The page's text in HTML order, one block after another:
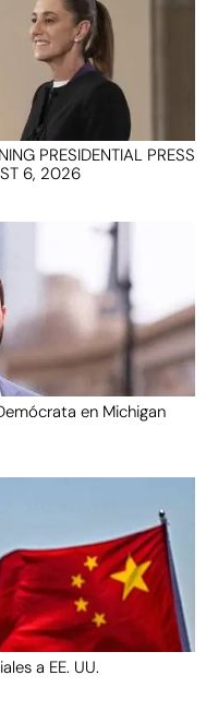
PRESIDENTIAL PRESS
6, 2026
en Michigan
a EE. UU.